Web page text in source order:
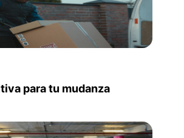
para tu mudanza